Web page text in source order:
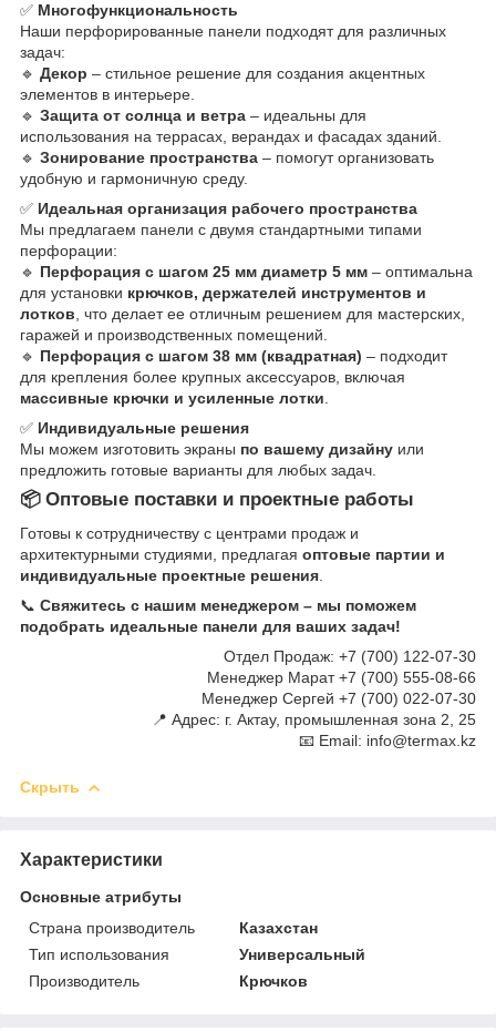
✅ Многофункциональность
Наши перфорированные панели подходят для различных
задач:
🔹 Декор – стильное решение для создания акцентных
элементов в интерьере.
🔹 Защита от солнца и ветра – идеальны для
использования на террасах, верандах и фасадах зданий.
🔹 Зонирование пространства – помогут организовать
удобную и гармоничную среду.
✅ Идеальная организация рабочего пространства
Мы предлагаем панели с двумя стандартными типами
перфорации:
🔹 Перфорация с шагом 25 мм диаметр 5 мм – оптимальна
для установки крючков, держателей инструментов и
лотков, что делает ее отличным решением для мастерских,
гаражей и производственных помещений.
🔹 Перфорация с шагом 38 мм (квадратная) – подходит
для крепления более крупных аксессуаров, включая
массивные крючки и усиленные лотки.
✅ Индивидуальные решения
Мы можем изготовить экраны по вашему дизайну или
предложить готовые варианты для любых задач.
📦 Оптовые поставки и проектные работы
Готовы к сотрудничеству с центрами продаж и
архитектурными студиями, предлагая оптовые партии и
индивидуальные проектные решения
📞 Свяжитесь с нашим менеджером – мы поможем
подобрать идеальные панели для ваших задач!
Отдел Продаж: +7 (700) 122-07-30
Менеджер Марат +7 (700) 555-08-66
Менеджер Сергей +7 (700) 022-07-30
📍 Адрес: г. Актау, промышленная зона 2, 25
📧 Email: info@termax.kz
Скрыть
Характеристики
Основные атрибуты
Страна производитель
Казахстан
Тип использования
Универсальный
Производитель
Крючков